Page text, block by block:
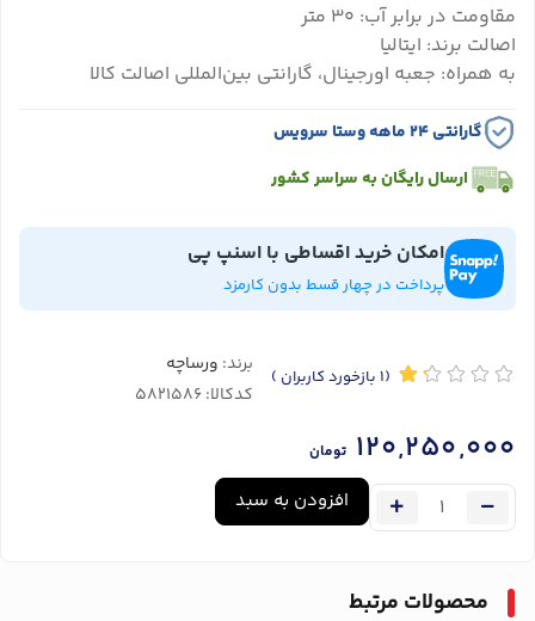
مقاومت در برابر آب: ۳۰ متر
اصالت برند: ایتالیا
به همراه: جعبه اورجینال، گارانتی بین‌المللی اصالت کالا
گارانتی ۲۴ ماهه وستا سرویس
ارسال رایگان به سراسر کشور
امکان خرید اقساطی با اسنپ پی
پرداخت در چهار قسط بدون کارمزد
(1 بازخورد کاربران ) برند: ورساچه
کدکالا:
120,250,000 تومان
افزودن به سبد
محصولات مرتبط